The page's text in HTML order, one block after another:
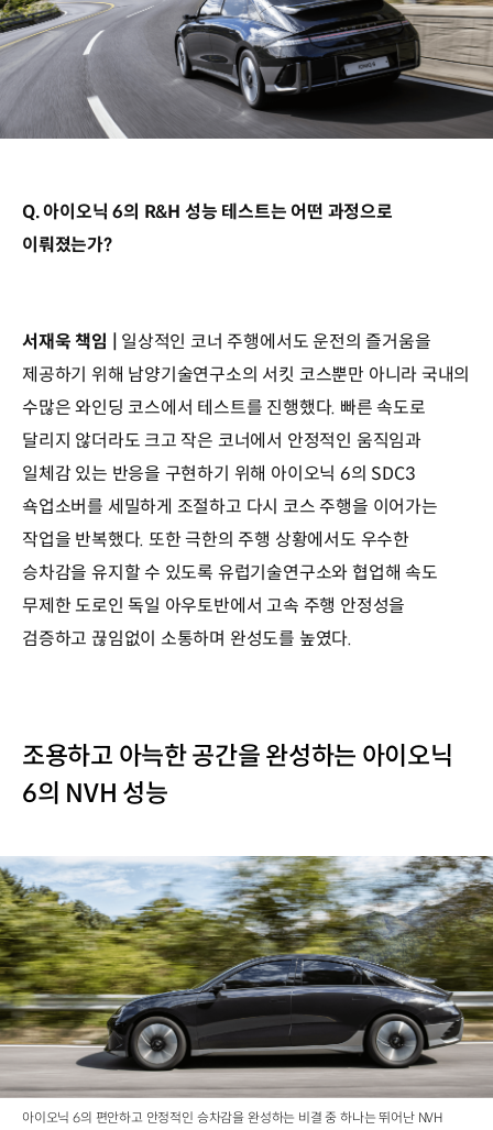
Q. 아이오닉 6의 R&H 성능 테스트는 어떤 과정으로
이뤄졌는가?
서재욱 책임 | 일상적인 코너 주행에서도 운전의 즐거움을
제공하기 위해 남양기술연구소의 서킷 코스뿐만 아니라 국내의
수많은 와인딩 코스에서 테스트를 진행했다. 빠른 속도로
달리지 않더라도 크고 작은 코너에서 안정적인 움직임과
일체감 있는 반응을 구현하기 위해 아이오닉 6의 SDC3
쇽업소버를 세밀하게 조절하고 다시 코스 주행을 이어가는
작업을 반복했다. 또한 극한의 주행 상황에서도 우수한
승차감을 유지할 수 있도록 유럽기술연구소와 협업해 속도
무제한 도로인 독일 아우토반에서 고속 주행 안정성을
검증하고 끊임없이 소통하며 완성도를 높였다.
조용하고 아늑한 공간을 완성하는 아이오닉
6의 NVH 성능
아이오닉 6의 편안하고 안정적인 승차감을 완성하는 비결 중 하나는 뛰어난 NVH